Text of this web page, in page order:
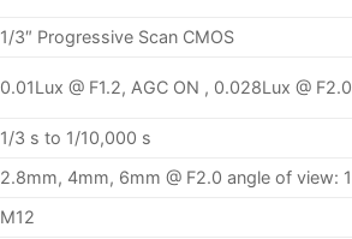
1/3″ Progressive Scan CMOS
0.01Lux @ F1.2, AGC ON , 0.028Lux @
1/3 s to 1/10,000 s
2.8mm, 4mm, 6mm @ F2.0 angle of view:
M12